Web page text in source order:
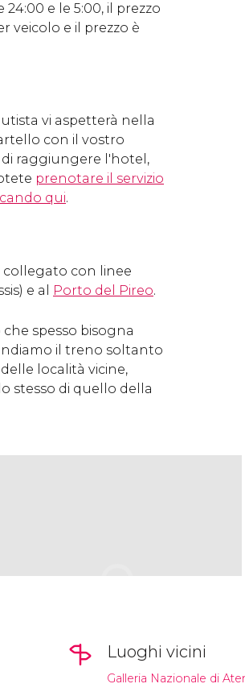
e le 5:00, il prezzo
veicolo e il prezzo è
vi aspetterà nella
con il vostro
di raggiungere l'hotel,
prenotare il servizio
qui.
collegato con linee
e al
Porto del Pireo.
spesso bisogna
il treno soltanto
località vicine,
stesso di quello della
Luoghi vicini
Galleria Nazionale di